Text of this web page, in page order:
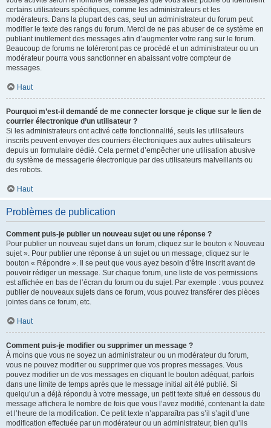
certains utilisateurs spécifiques, comme les administrateurs et les
modérateurs. Dans la plupart des cas, seul un administrateur du forum peut
modifier le texte des rangs du forum. Merci de ne pas abuser de ce système en
publiant inutilement des messages afin d’augmenter votre rang sur le forum.
Beaucoup de forums ne toléreront pas ce procédé et un administrateur ou un
modérateur pourra vous sanctionner en abaissant votre compteur de
messages.
Haut
Pourquoi m’est-il demandé de me connecter lorsque je clique sur le lien de
courrier électronique d’un utilisateur ?
Si les administrateurs ont activé cette fonctionnalité, seuls les utilisateurs
inscrits peuvent envoyer des courriers électroniques aux autres utilisateurs
depuis un formulaire dédié. Cela permet d’empêcher une utilisation abusive
du système de messagerie électronique par des utilisateurs malveillants ou
des robots.
Haut
Problèmes de publication
Comment puis-je publier un nouveau sujet ou une réponse ?
Pour publier un nouveau sujet dans un forum, cliquez sur le bouton « Nouveau
sujet ». Pour publier une réponse à un sujet ou un message, cliquez sur le
bouton « Répondre ». Il se peut que vous ayez besoin d’être inscrit avant de
pouvoir rédiger un message. Sur chaque forum, une liste de vos permissions
est affichée en bas de l’écran du forum ou du sujet. Par exemple : vous pouvez
publier de nouveaux sujets dans ce forum, vous pouvez transférer des pièces
jointes dans ce forum, etc.
Haut
Comment puis-je modifier ou supprimer un message ?
À moins que vous ne soyez un administrateur ou un modérateur du forum,
vous ne pouvez modifier ou supprimer que vos propres messages. Vous
pouvez modifier un de vos messages en cliquant le bouton adéquat, parfois
dans une limite de temps après que le message initial ait été publié. Si
quelqu’un a déjà répondu à votre message, un petit texte situé en dessous du
message affichera le nombre de fois que vous l’avez modifié, contenant la date
et l’heure de la modification. Ce petit texte n’apparaîtra pas s’il s’agit d’une
modification effectuée par un modérateur ou un administrateur, bien qu’ils